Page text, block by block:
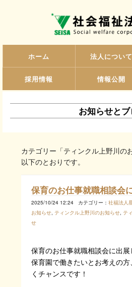
ホーム 法人について
採用情報 情報公開
お知らせと
カテゴリー「ティンクル上野川の
以下のとおりです。
保育のお仕事就職相談会
2025/10/24 12:24 カテゴリー： 社福法人
お知らせ, ティンクル上野川のお知らせ, テ
せ
保育のお仕事就職相談会に出展
保育園で働きたいとお考えの
くチャンスです！